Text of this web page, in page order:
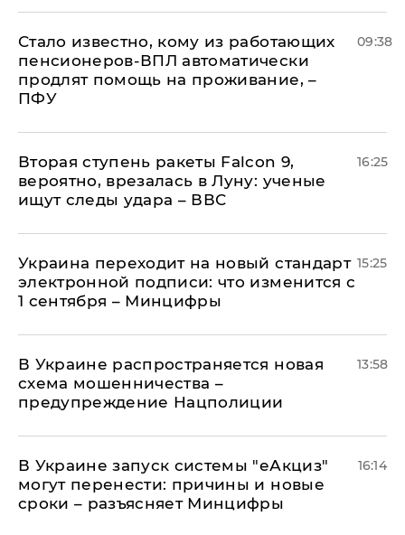
Стало известно, кому из работающих
пенсионеров-ВПЛ автоматически
продлят помощь на проживание, –
ПФУ
09:38
Вторая ступень ракеты Falcon 9,
вероятно, врезалась в Луну: ученые
ищут следы удара – ВВС
16:25
Украина переходит на новый стандарт
электронной подписи: что изменится с
1 сентября – Минцифры
15:25
В Украине распространяется новая
схема мошенничества –
предупреждение Нацполиции
13:58
В Украине запуск системы "еАкциз"
могут перенести: причины и новые
сроки – разъясняет Минцифры
16:14